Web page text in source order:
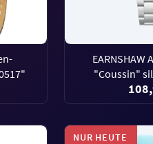
"Coussin"
NUR HEUTE